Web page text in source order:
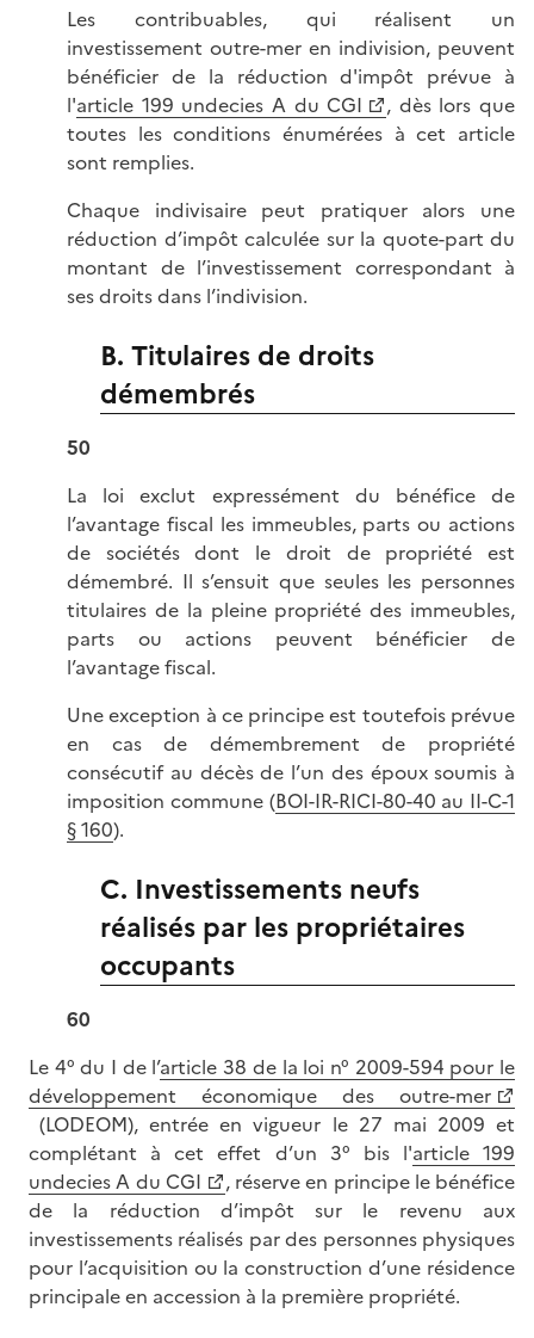
Les contribuables, qui réalisent un
investissement outre-mer en indivision, peuvent
bénéficier de la réduction d'impôt prévue à
l'article 199 undecies A du CGI
, dès lors que
toutes les conditions énumérées à cet article
sont remplies.
Chaque indivisaire peut pratiquer alors une
réduction d’impôt calculée sur la quote-part du
montant de l’investissement correspondant à
ses droits dans l’indivision.
B. Titulaires de droits
démembrés
50
La loi exclut expressément du bénéfice de
l’avantage fiscal les immeubles, parts ou actions
de sociétés dont le droit de propriété est
démembré. Il s’ensuit que seules les personnes
titulaires de la pleine propriété des immeubles,
parts ou actions peuvent bénéficier de
l’avantage fiscal.
Une exception à ce principe est toutefois prévue
en cas de démembrement de propriété
consécutif au décès de l’un des époux soumis à
imposition commune (BOI-IR-RICI-80-40 au II-C-1
§ 160).
C. Investissements neufs
réalisés par les propriétaires
occupants
60
Le 4° du I de l’article 38 de la loi n° 2009-594 pour le
développement économique des outre-mer
(LODEOM), entrée en vigueur le 27 mai 2009 et
complétant à cet effet d’un 3° bis l'article 199
undecies A du CGI
, réserve en principe le bénéfice
de la réduction d’impôt sur le revenu aux
investissements réalisés par des personnes physiques
pour l’acquisition ou la construction d’une résidence
principale en accession à la première propriété.